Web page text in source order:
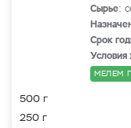
Сырье:
Срок
Условия
МЕЛЕМ
500 г
250 г